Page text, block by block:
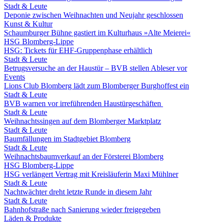
Stadt & Leute
Deponie zwischen Weihnachten und Neujahr geschlossen
Kunst & Kultur
Schaumburger Bühne gastiert im Kulturhaus »Alte Meierei«
HSG Blomberg-Lippe
HSG: Tickets für EHF-Gruppenphase erhältlich
Stadt & Leute
Betrugsversuche an der Haustür – BVB stellen Ableser vor
Events
Lions Club Blomberg lädt zum Blomberger Burghoffest ein
Stadt & Leute
BVB warnen vor irreführenden Haustürgeschäften
Stadt & Leute
Weihnachtssingen auf dem Blomberger Marktplatz
Stadt & Leute
Baumfällungen im Stadtgebiet Blomberg
Stadt & Leute
Weihnachtsbaumverkauf an der Försterei Blomberg
HSG Blomberg-Lippe
HSG verlängert Vertrag mit Kreisläuferin Maxi Mühlner
Stadt & Leute
Nachtwächter dreht letzte Runde in diesem Jahr
Stadt & Leute
Bahnhofstraße nach Sanierung wieder freigegeben
Läden & Produkte